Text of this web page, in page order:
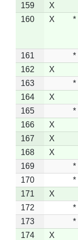
159
X
160
X *
161 *
162
X
163
*
164
X
165
*
166
X
167
X
168
X
169
*
170
*
171
X
172
*
173
*
174
X